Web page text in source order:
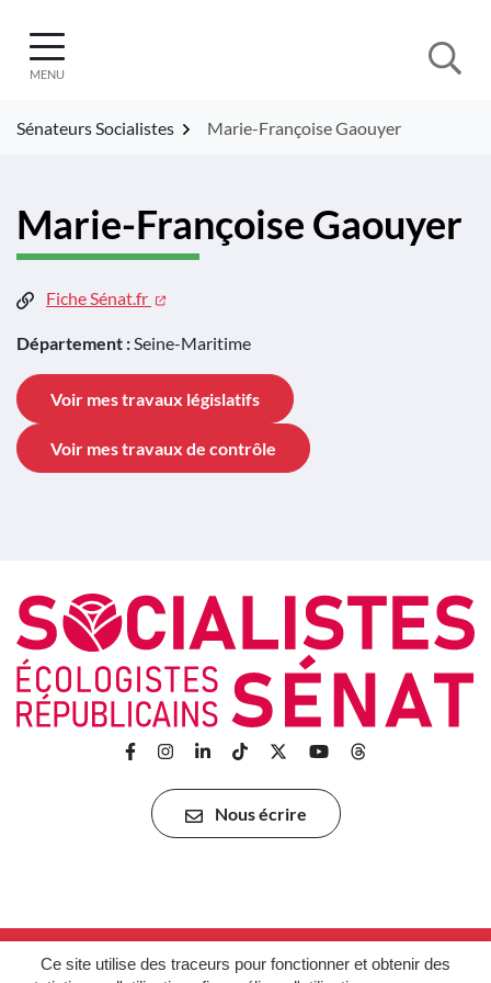
Ce site utilise des traceurs pour fonctionner et obtenir des
contenu
MENU
Sénateurs Socialistes Marie-Françoise Gaouyer
Marie-Françoise Gaouyer
Fiche Sénat.fr
Département :Seine-Maritime
Voir mes travaux législatifs
Voir mes travaux de contrôle
Lien vers le compte Facebook
Lien vers le compte Instagram
Lien vers le compte Linkedin
Lien vers le compte TikTok
Lien vers le compte Twitter
Lien vers la chaîne
Lien vers la
Nous écrire
Gestion des cookies